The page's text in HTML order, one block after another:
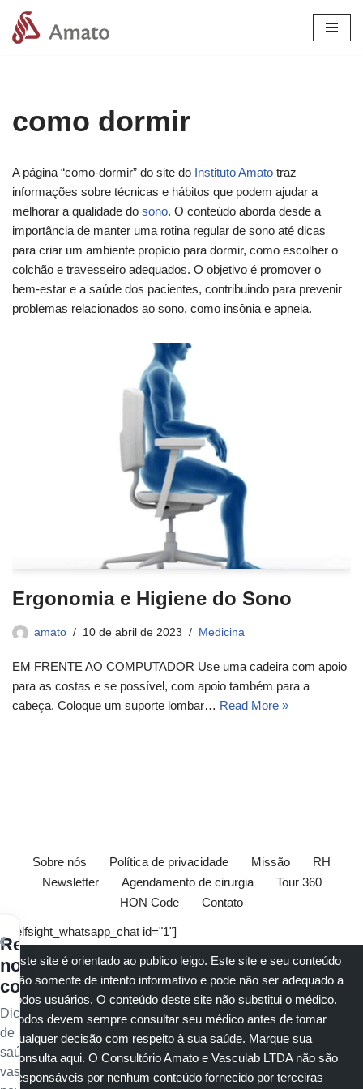
Pular
como dormir
A página “como-dormir” do site do Instituto Amato traz
informações sobre técnicas e hábitos que podem ajudar a
melhorar a qualidade do sono. O conteúdo aborda desde a
importância de manter uma rotina regular de sono até dicas
para criar um ambiente propício para dormir, como escolher o
colchão e travesseiro adequados. O objetivo é promover o
bem-estar e a saúde dos pacientes, contribuindo para prevenir
problemas relacionados ao sono, como insônia e apneia.
Ergonomia e Higiene do Sono
amato 10 de abril de 2023 Medicina
EM FRENTE AO COMPUTADOR Use uma cadeira com apoio
para as costas e se possível, com apoio também para a
cabeça. Coloque um suporte lombar… Read More »
Sobre nós Política de privacidade Missão
RH
Newsletter
Agendamento de cirurgia
Tour 360
HON Code
Contato
[elfsight_whatsapp_chat id="1"]
Este site é orientado ao publico leigo. Este site e seu conteúdo
são somente de intento informativo e pode não ser adequado a
todos usuários. O conteúdo deste site não substitui o médico.
Todos devem sempre consultar seu médico antes de tomar
qualquer decisão com respeito à sua saúde. Marque sua
consulta aqui. O Consultório Amato e Vasculab LTDA não são
responsáveis por nenhum conteúdo fornecido por terceiras
Receba
nossos
conteúdos
Dicas
de
saúde
vascular,